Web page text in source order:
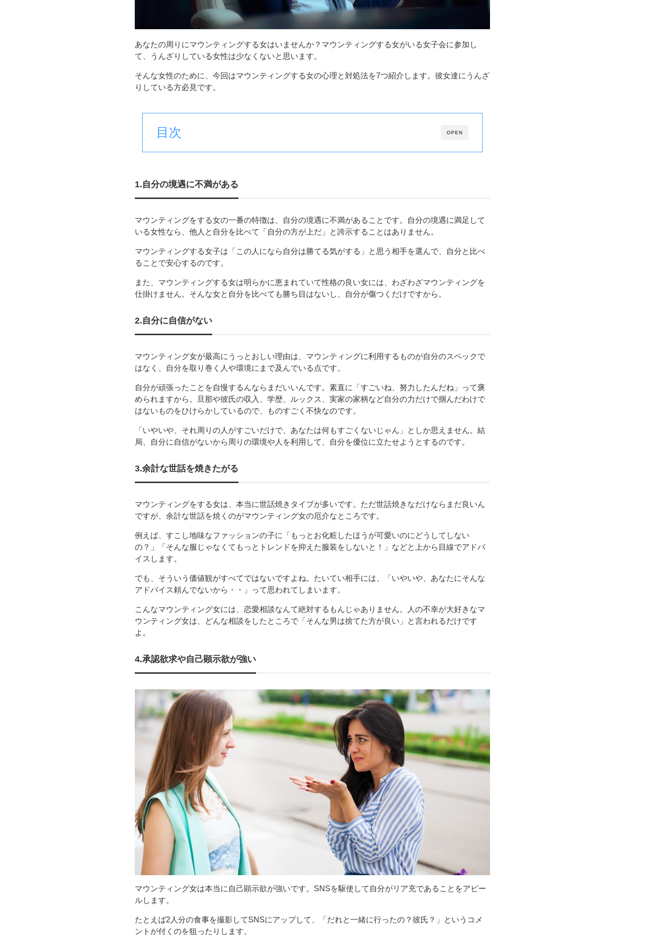
あなたの周りにマウンティングする女はいませんか？マウンティングする女がいる女子会に参加し
て、うんざりしている女性は少なくないと思います。
そんな女性のために、今回はマウンティングする女の心理と対処法を7つ紹介します。彼女達にうんざ
りしている方必見です。
OPEN
目次
1.自分の境遇に不満がある
マウンティングをする女の一番の特徴は、自分の境遇に不満があることです。自分の境遇に満足して
いる女性なら、他人と自分を比べて「自分の方が上だ」と誇示することはありません。
マウンティングする女子は「この人になら自分は勝てる気がする」と思う相手を選んで、自分と比べ
ることで安心するのです。
また、マウンティングする女は明らかに恵まれていて性格の良い女には、わざわざマウンティングを
仕掛けません。そんな女と自分を比べても勝ち目はないし、自分が傷つくだけですから。
2.自分に自信がない
マウンティング女が最高にうっとおしい理由は、マウンティングに利用するものが自分のスペックで
はなく、自分を取り巻く人や環境にまで及んでいる点です。
自分が頑張ったことを自慢するんならまだいいんです。素直に「すごいね、努力したんだね」って褒
められますから。旦那や彼氏の収入、学歴、ルックス、実家の家柄など自分の力だけで掴んだわけで
はないものをひけらかしているので、ものすごく不快なのです。
「いやいや、それ周りの人がすごいだけで、あなたは何もすごくないじゃん」としか思えません。結
局、自分に自信がないから周りの環境や人を利用して、自分を優位に立たせようとするのです。
3.余計な世話を焼きたがる
マウンティングをする女は、本当に世話焼きタイプが多いです。ただ世話焼きなだけならまだ良いん
ですが、余計な世話を焼くのがマウンティング女の厄介なところです。
例えば、すこし地味なファッションの子に「もっとお化粧したほうが可愛いのにどうしてしない
の？」「そんな服じゃなくてもっとトレンドを抑えた服装をしないと！」などと上から目線でアドバ
イスします。
でも、そういう価値観がすべてではないですよね。たいてい相手には、「いやいや、あなたにそんな
アドバイス頼んでないから・・」って思われてしまいます。
こんなマウンティング女には、恋愛相談なんて絶対するもんじゃありません。人の不幸が大好きなマ
ウンティング女は、どんな相談をしたところで「そんな男は捨てた方が良い」と言われるだけです
よ。
4.承認欲求や自己顕示欲が強い
マウンティング女は本当に自己顕示欲が強いです。SNSを駆使して自分がリア充であることをアピー
ルします。
たとえば2人分の食事を撮影してSNSにアップして、「だれと一緒に行ったの？彼氏？」というコメ
ントが付くのを狙ったりします。